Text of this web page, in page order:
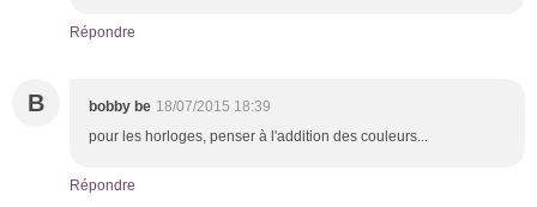
Répondre
B bobby be 18/07/2015 18:39
pour les horloges, penser à l'addition des couleurs...
Répondre